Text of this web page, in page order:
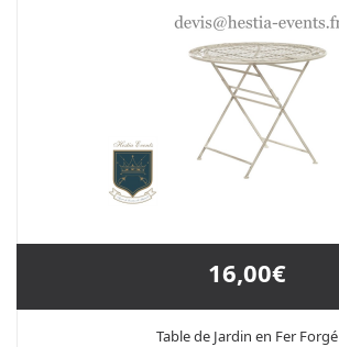
16,00€
Table de Jardin en Fer Forgé